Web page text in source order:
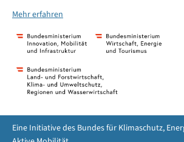
Mehr erfahren
Eine Initiative des Bundes für Klimaschutz,